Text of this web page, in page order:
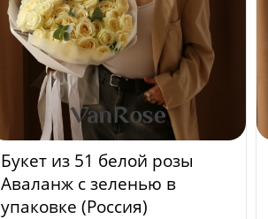
Букет из 51 белой розы
Аваланж с зеленью в
упаковке (Россия)